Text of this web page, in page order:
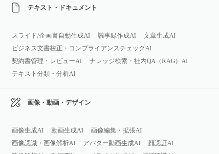
テキスト・ドキュメント
スライド/企画書自動生成AI 議事録作成AI
文章生成AI
ビジネス文書校正・コンプライアンスチェックAI
契約書管理・レビューAI
ナレッジ検索・社内QA（RAG）AI
テキスト分類・分析AI
画像・動画・デザイン
画像生成AI 動画生成AI
画像編集・拡張AI
画像認識・画像解析AI
アバター動画生成AI
顔認証AI